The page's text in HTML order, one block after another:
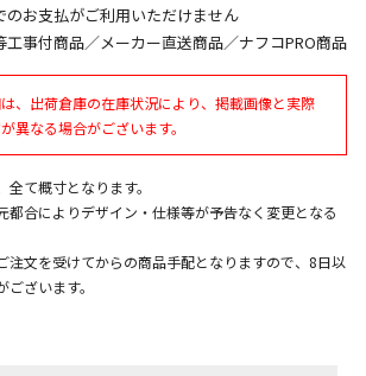
でのご注文確定した商品については、当日に
ます。
曜・祝日や年末年始などの長期休業期間中
けからの出荷対応となります。
金も含まれた商品です
です。金額・施工日はお打ち合わせの上、
お支払がご利用いただけません
事付商品／メーカー直送商品／ナフコPRO商品
、出荷倉庫の在庫状況により、掲載画像と実際
異なる場合がございます。
て概寸となります。
合によりデザイン・仕様等が予告なく変更となる
文を受けてからの商品手配となりますので、8日以
ざいます。